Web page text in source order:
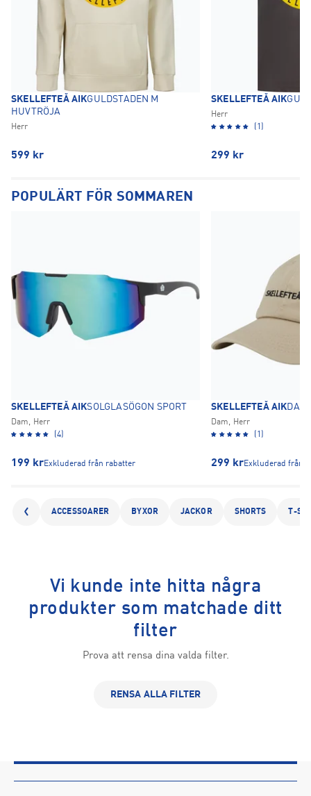
SKELLEFTEÅ AIKGULDSTADEN M
HUVTRÖJA
Herr
599 kr
SKELLEFTEÅ AIK
Herr
(1)
299 kr
POPULÄRT FÖR SOMMAREN
SKELLEFTEÅ AIKSOLGLASÖGON SPORT
Dam, Herr
(4)
199 krExkluderad från rabatter
SKELLEFTEÅ AIKDAD
Dam, Herr
(1)
299 krExkluderad från
ACCESSOARER BYXOR JACKOR SHORTS T-
Vi kunde inte hitta några
produkter som matchade ditt
filter
Prova att rensa dina valda filter.
RENSA ALLA FILTER